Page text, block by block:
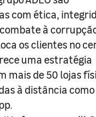
com ética,
à
os clientes no
uma estratégia
mais de 50 lojas
à distância